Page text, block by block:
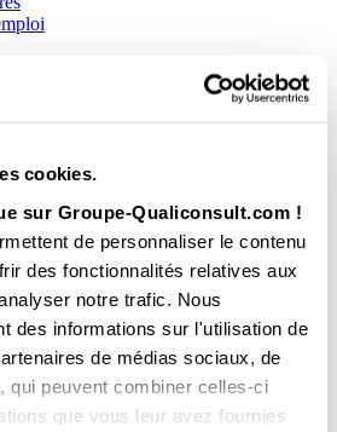
cookies.
sur Groupe-Qualiconsult.com !
de personnaliser le contenu
des fonctionnalités relatives aux
notre trafic. Nous
des informations sur l'utilisation de
de médias sociaux, de
qui peuvent combiner celles-ci
que vous leur avez fournies